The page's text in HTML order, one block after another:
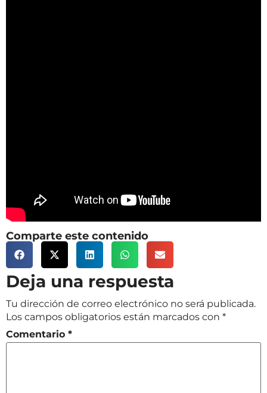
Comparte este contenido
Deja una respuesta
Tu dirección de correo electrónico no será publicada.
Los campos obligatorios están marcados con *
Comentario *